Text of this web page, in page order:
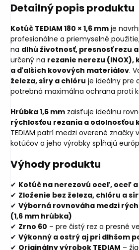
Detailný popis produktu
Kotúč TEDIAM 180 × 1,6 mm je
profesionálne a priemyselné
na dlhú životnosť, presnosť rezu
určený na rezanie nerezu
a ďalších kovových materiálov.
železa, síry a chlóru je ideálny pre
potrebná maximálna ochrana proti
Hrúbka 1,6 mm zaisťuje ideálnu
rýchlosťou rezania a odolnosťou
TEDIAM patrí medzi overené značky
kotúčov a jeho výrobky spĺňajú
Výhody produktu
✔ Kotúč na nerezovú oceľ, oceľ
✔ Zloženie bez železa, chlóru a
✔ Výborná rovnováha medzi
(1,6 mm hrúbka)
✔ Zrno 60 – pre čistý rez a presné
✔ Výkonný a ostrý aj pri dlhšom
✔ Originálny výrobok TEDIAM –